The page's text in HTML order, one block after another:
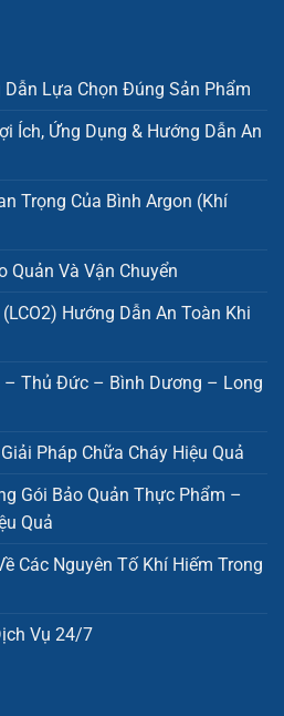
Dẫn Lựa Chọn Đúng Sản Phẩm
Ích, Ứng Dụng & Hướng Dẫn An
Trọng Của Bình Argon (Khí
Quản Và Vận Chuyển
Hướng Dẫn An Toàn Khi
– Thủ Đức – Bình Dương – Long
Pháp Chữa Cháy Hiệu Quả
Gói Bảo Quản Thực Phẩm –
Quả
Các Nguyên Tố Khí Hiếm Trong
Vụ 24/7